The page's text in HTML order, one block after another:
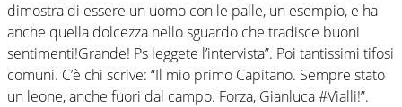
dimostra di essere un uomo con le palle, un esempio, e ha
anche quella dolcezza nello sguardo che tradisce buoni
sentimenti!Grande! Ps leggete l’intervista”. Poi tantissimi tifosi
comuni. C’è chi scrive: “Il mio primo Capitano. Sempre stato
un leone, anche fuori dal campo. Forza, Gianluca #Vialli!”.